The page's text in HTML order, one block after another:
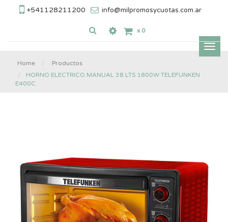
+541128211200 info@milpromosycuotas.com.ar
x 0
Home
Productos
HORNO ELECTRICO MANUAL 38 LTS 1800W TELEFUNKEN
E400C